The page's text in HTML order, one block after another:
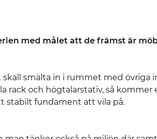
med målet att de främst är
smälta in i rummet med övriga
rack och högtalarstativ, så
stabilt fundament att vila på.